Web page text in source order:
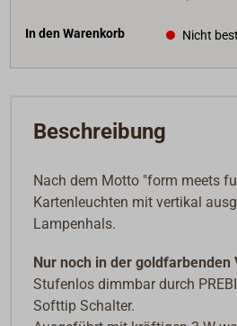
In den Warenkorb Nicht
Beschreibung
Nach dem Motto "form meets
Kartenleuchten mit vertikal
Lampenhals.
Nur noch in der
Stufenlos dimmbar durch
Softtip Schalter.